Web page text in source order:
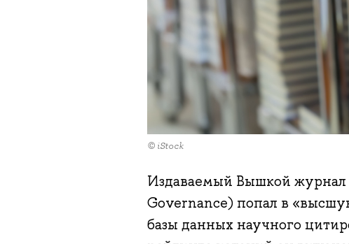
© iStock
Издаваемый Вышкой журнал
Governance) попал в
базы данных научного